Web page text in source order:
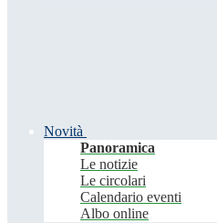
Novità
Panoramica
Le notizie
Le circolari
Calendario eventi
Albo online